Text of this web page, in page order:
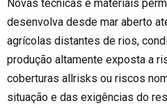
Novas técnicas e materiais
desenvolva desde mar aberto
agrícolas distantes de rios,
produção altamente exposta a
coberturas allrisks ou riscos
situação e das exigências do